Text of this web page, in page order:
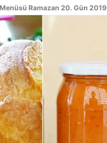
Ramazan 20. Gün 2019